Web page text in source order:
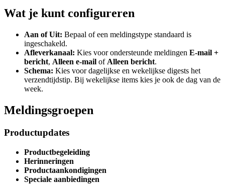
Wat je kunt configureren
Aan of Uit: Bepaal of een meldingstype standaard is
ingeschakeld.
Afleverkanaal: Kies voor ondersteunde meldingen E-mail +
bericht, Alleen e-mail of Alleen bericht.
Schema: Kies voor dagelijkse en wekelijkse digests het
verzendtijdstip. Bij wekelijkse items kies je ook de dag van de
week.
Meldingsgroepen
Productupdates
Productbegeleiding
Herinneringen
Productaankondigingen
Speciale aanbiedingen